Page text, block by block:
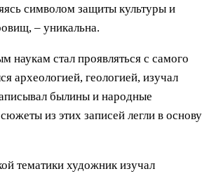
символом защиты культуры и
– уникальна.
наукам стал проявляться с самого
археологией, геологией, изучал
былины и народные
из этих записей легли в основу
тематики художник изучал